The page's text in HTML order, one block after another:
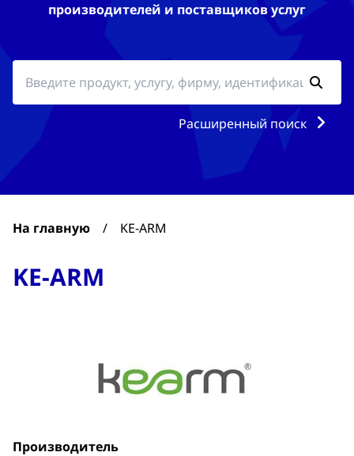
производителей и поставщиков услуг
Расширенный поиск
На главную / KE-ARM
KE-ARM
Производитель